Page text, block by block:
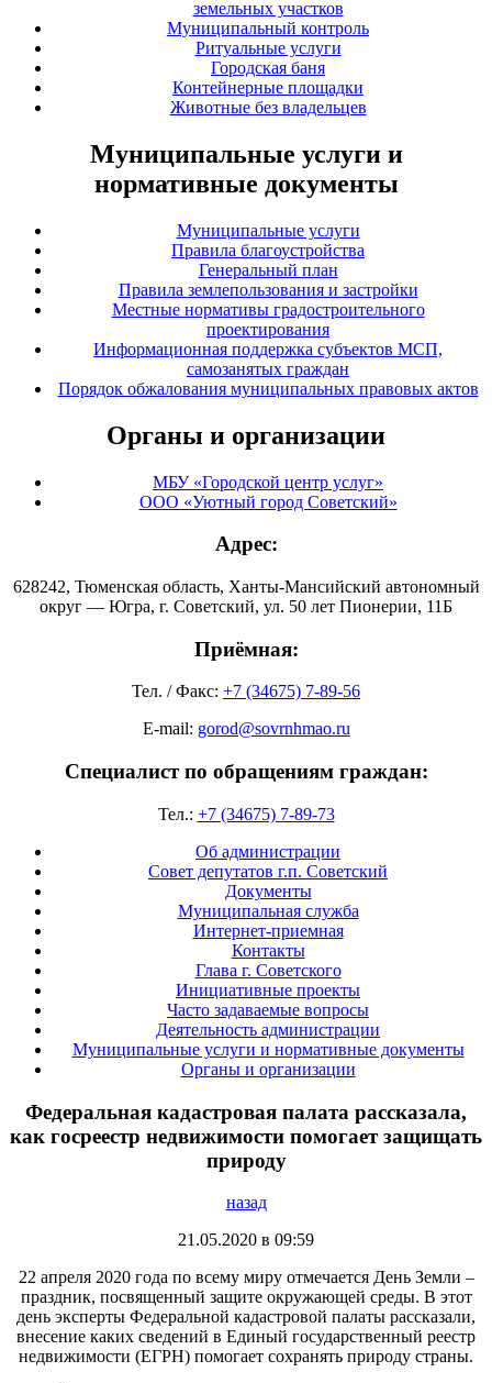
земельных участков
Муниципальный контроль
Ритуальные услуги
Городская баня
Контейнерные площадки
Животные без владельцев
Муниципальные услуги и
нормативные документы
Муниципальные услуги
Правила благоустройства
Генеральный план
Правила землепользования и застройки
Местные нормативы градостроительного
проектирования
Информационная поддержка субъектов МСП,
самозанятых граждан
Порядок обжалования муниципальных правовых актов
Органы и организации
МБУ «Городской центр услуг»
ООО «Уютный город Советский»
Адрес:
628242, Тюменская область, Ханты-Мансийский автономный
округ — Югра, г. Советский, ул. 50 лет Пионерии, 11Б
Приёмная:
Тел. / Факс: +7 (34675) 7-89-56
E-mail: gorod@sovrnhmao.ru
Специалист по обращениям граждан:
Тел.: +7 (34675) 7-89-73
Об администрации
Совет депутатов г.п. Советский
Документы
Муниципальная служба
Интернет-приемная
Контакты
Глава г. Советского
Инициативные проекты
Часто задаваемые вопросы
Деятельность администрации
Муниципальные услуги и нормативные документы
Органы и организации
Федеральная кадастровая палата рассказала,
как госреестр недвижимости помогает защищать
природу
назад
21.05.2020 в 09:59
22 апреля 2020 года по всему миру отмечается День Земли –
праздник, посвященный защите окружающей среды. В этот
день эксперты Федеральной кадастровой палаты рассказали,
внесение каких сведений в Единый государственный реестр
недвижимости (ЕГРН) помогает сохранять природу страны.